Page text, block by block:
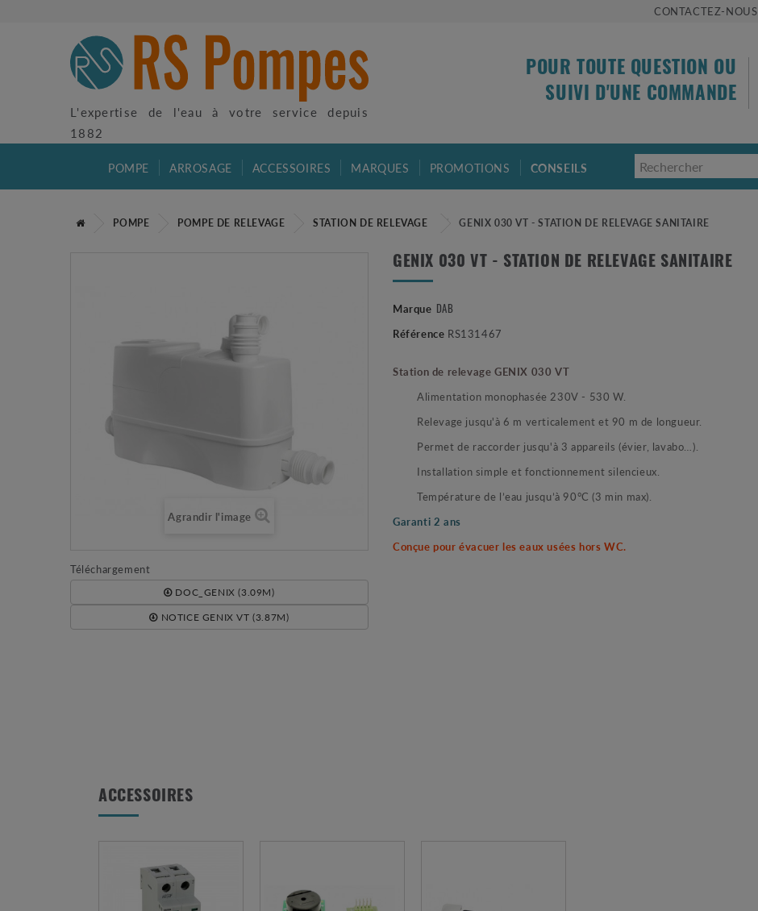
CONTACTEZ-NOUS
L'expertise de l'eau à votre service depuis
1882
POUR TOUTE QUESTION OU
SUIVI D'UNE COMMANDE
POMPE ARROSAGE ACCESSOIRES MARQUES PROMOTIONS CONSEILS
POMPE POMPE DE RELEVAGE STATION DE RELEVAGE GENIX 030 VT - STATION DE RELEVAGE SANITAIRE
Agrandir l'image
Téléchargement
DOC_GENIX (3.09M)
NOTICE GENIX VT (3.87M)
GENIX 030 VT - STATION DE RELEVAGE SANITAIRE
Marque DAB
Référence RS131467
Station de relevage GENIX 030 VT
Alimentation monophasée 230V - 530 W.
Relevage jusqu'à 6 m verticalement et 90 m de longueur.
Permet de raccorder jusqu'à 3 appareils (évier, lavabo…).
Installation simple et fonctionnement silencieux.
Température de l’eau jusqu’à 90°C (3 min max).
Garanti 2 ans
Conçue pour évacuer les eaux usées hors WC.
ACCESSOIRES